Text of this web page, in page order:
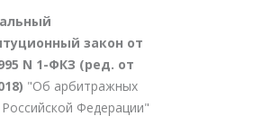
закон от
N 1-ФКЗ (ред. от
"Об арбитражных
Российской Федерации"